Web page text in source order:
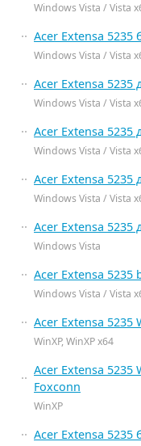
Windows Vista / Vista
Acer Extensa 5235
Windows Vista / Vista
Acer Extensa 5235
Windows Vista / Vista
Acer Extensa 5235
Windows Vista / Vista
Acer Extensa 5235
Windows Vista / Vista
Acer Extensa 5235
Windows Vista
Acer Extensa
Windows Vista / Vista
Acer Extensa 5235
WinXP, WinXP x64
Acer Extensa 5235
Foxconn
WinXP
Acer Extensa 5235